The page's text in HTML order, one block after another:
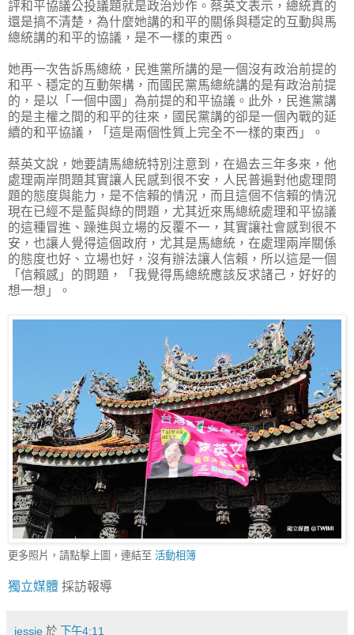
評和平協議公投議題就是政治炒作。蔡英文表示，總統真的
還是搞不清楚，為什麼她講的和平的關係與穩定的互動與馬
總統講的和平的協議，是不一樣的東西。
她再一次告訴馬總統，民進黨所講的是一個沒有政治前提的
和平、穩定的互動架構，而國民黨馬總統講的是有政治前提
的，是以「一個中國」為前提的和平協議。此外，民進黨講
的是主權之間的和平的往來，國民黨講的卻是一個內戰的延
續的和平協議，「這是兩個性質上完全不一樣的東西」。
蔡英文說，她要請馬總統特別注意到，在過去三年多來，他
處理兩岸問題其實讓人民感到很不安，人民普遍對他處理問
題的態度與能力，是不信賴的情況，而且這個不信賴的情況
現在已經不是藍與綠的問題，尤其近來馬總統處理和平協議
的這種冒進、躁進與立場的反覆不一，其實讓社會感到很不
安，也讓人覺得這個政府，尤其是馬總統，在處理兩岸關係
的態度也好、立場也好，沒有辦法讓人信賴，所以這是一個
「信賴感」的問題，「我覺得馬總統應該反求諸己，好好的
想一想」。
更多照片，請點擊上圖，連結至 活動相簿
獨立媒體 採訪報導
jessie 於 下午4:11